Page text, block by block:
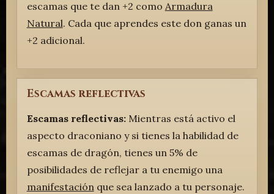
escamas que te dan +2 como Armadura
Natural. Cada que aprendes este don ganas un
+2 adicional.
Escamas reflectivas
Escamas reflectivas:Mientras está activo el
aspecto draconiano y si tienes la habilidad de
escamas de dragón, tienes un 5% de
posibilidades de reflejar a tu enemigo una
manifestación que sea lanzado a tu personaje.